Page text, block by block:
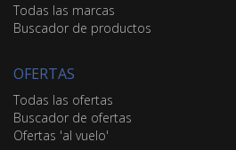
Todas las marcas
Buscador de productos
OFERTAS
Todas las ofertas
Buscador de ofertas
Ofertas 'al vuelo'